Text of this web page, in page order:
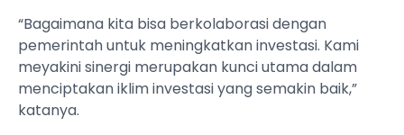
“Bagaimana kita bisa berkolaborasi dengan
pemerintah untuk meningkatkan investasi. Kami
meyakini sinergi merupakan kunci utama dalam
menciptakan iklim investasi yang semakin baik,”
katanya.